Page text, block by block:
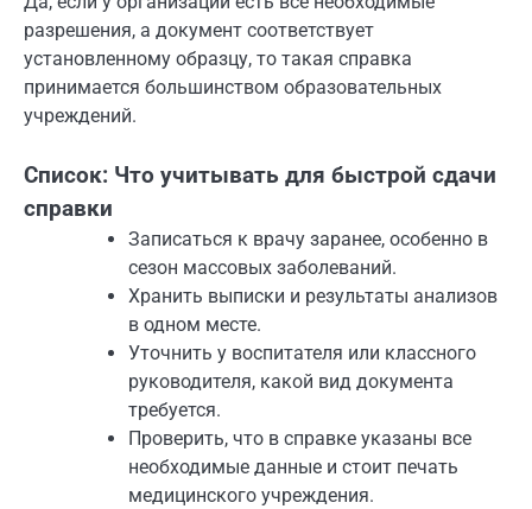
разрешения, а документ соответствует
установленному образцу, то такая справка
принимается большинством образовательных
учреждений.
Список: Что учитывать для быстрой сдачи
справки
Записаться к врачу заранее, особенно в
сезон массовых заболеваний.
Хранить выписки и результаты анализов
в одном месте.
Уточнить у воспитателя или классного
руководителя, какой вид документа
требуется.
Проверить, что в справке указаны все
необходимые данные и стоит печать
медицинского учреждения.